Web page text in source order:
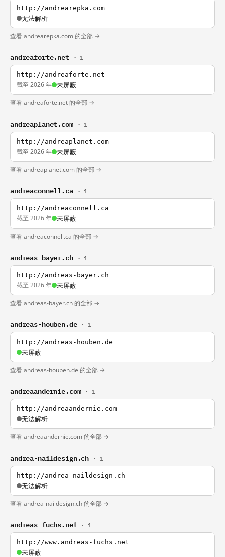
http://andrearepka.com
无法解析
查看 andrearepka.com 的全部 →
andreaforte.net · 1
http://andreaforte.net
截至 2026 年 未屏蔽
查看 andreaforte.net 的全部 →
andreaplanet.com · 1
http://andreaplanet.com
截至 2026 年 未屏蔽
查看 andreaplanet.com 的全部 →
andreaconnell.ca · 1
http://andreaconnell.ca
截至 2026 年 未屏蔽
查看 andreaconnell.ca 的全部 →
andreas-bayer.ch · 1
http://andreas-bayer.ch
截至 2026 年 未屏蔽
查看 andreas-bayer.ch 的全部 →
andreas-houben.de · 1
http://andreas-houben.de
未屏蔽
查看 andreas-houben.de 的全部 →
andreaandernie.com · 1
http://andreaandernie.com
无法解析
查看 andreaandernie.com 的全部 →
andrea-naildesign.ch · 1
http://andrea-naildesign.ch
无法解析
查看 andrea-naildesign.ch 的全部 →
andreas-fuchs.net · 1
http://www.andreas-fuchs.net
未屏蔽